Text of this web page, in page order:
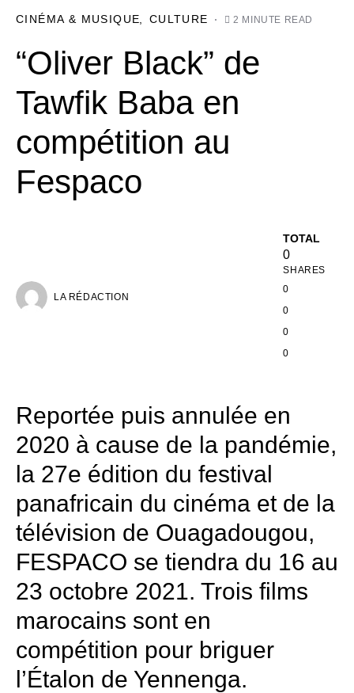
CINÉMA & MUSIQUE CULTURE 2 MINUTE READ
“Oliver Black” de
Tawfik Baba en
compétition au
Fespaco
LA RÉDACTION
TOTAL
0
SHARES
0
0
0
0
Reportée puis annulée en
2020 à cause de la pandémie,
la 27e édition du festival
panafricain du cinéma et de la
télévision de Ouagadougou,
FESPACO se tiendra du 16 au
23 octobre 2021. Trois films
marocains sont en
compétition pour briguer
l’Étalon de Yennenga.